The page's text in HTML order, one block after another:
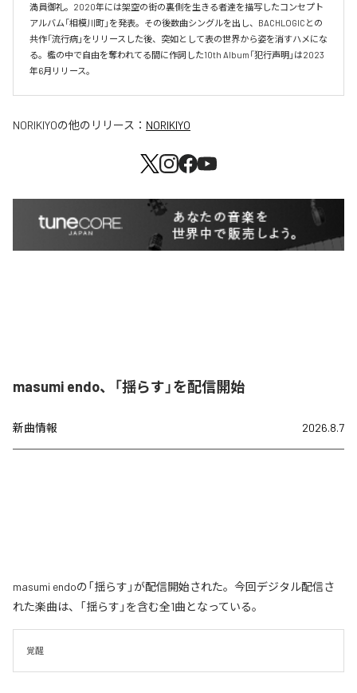
満員御礼。2020年には架空の街の裏側を生きる者達を描写したコンセプト
アルバム「相模川町」を発表。その後数曲シングルを出し、BACHLOGICとの
共作「流行病」をリリースした後、突如として表の世界から姿を消すハメにな
る。檻の中で自由を奪われてる間に作詞した10th Album「犯行声明」は2023
年6月リリース。
NORIKIYOの他のリリース： NORIKIYO
masumi endo、「揺らす」を配信開始
新曲情報 2026.8.7
masumi endoの「揺らす」が配信開始された。今回デジタル配信さ
れた楽曲は、「揺らす」を含む全1曲となっている。
覚醒